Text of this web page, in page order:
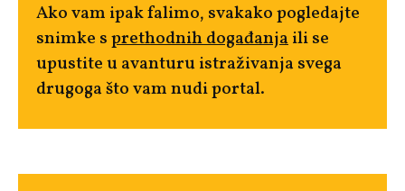
Ako vam ipak falimo, svakako pogledajte
snimke sprethodnih događanjaili se
upustite u avanturu istraživanja svega
drugoga što vam nudi portal.